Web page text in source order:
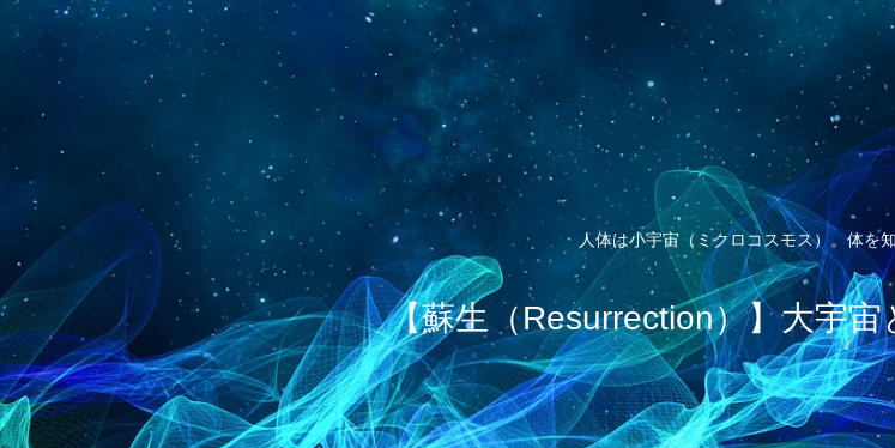
人体は小宇宙（ミクロコスモス）。体を
【蘇生（Resurrection）】大宇